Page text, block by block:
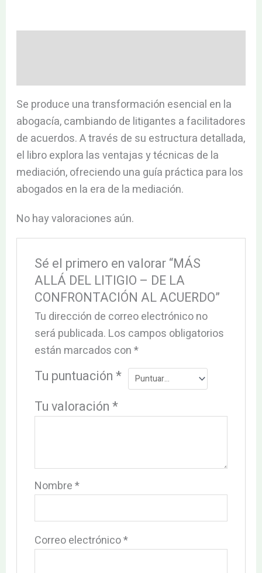
Se produce una transformación esencial en la
abogacía, cambiando de litigantes a facilitadores
de acuerdos. A través de su estructura detallada,
el libro explora las ventajas y técnicas de la
mediación, ofreciendo una guía práctica para los
abogados en la era de la mediación.
No hay valoraciones aún.
Sé el primero en valorar “MÁS
ALLÁ DEL LITIGIO – DE LA
CONFRONTACIÓN AL ACUERDO”
Tu dirección de correo electrónico no
será publicada. Los campos obligatorios
están marcados con*
Tu puntuación*
Tu valoración*
Nombre*
Correo electrónico*